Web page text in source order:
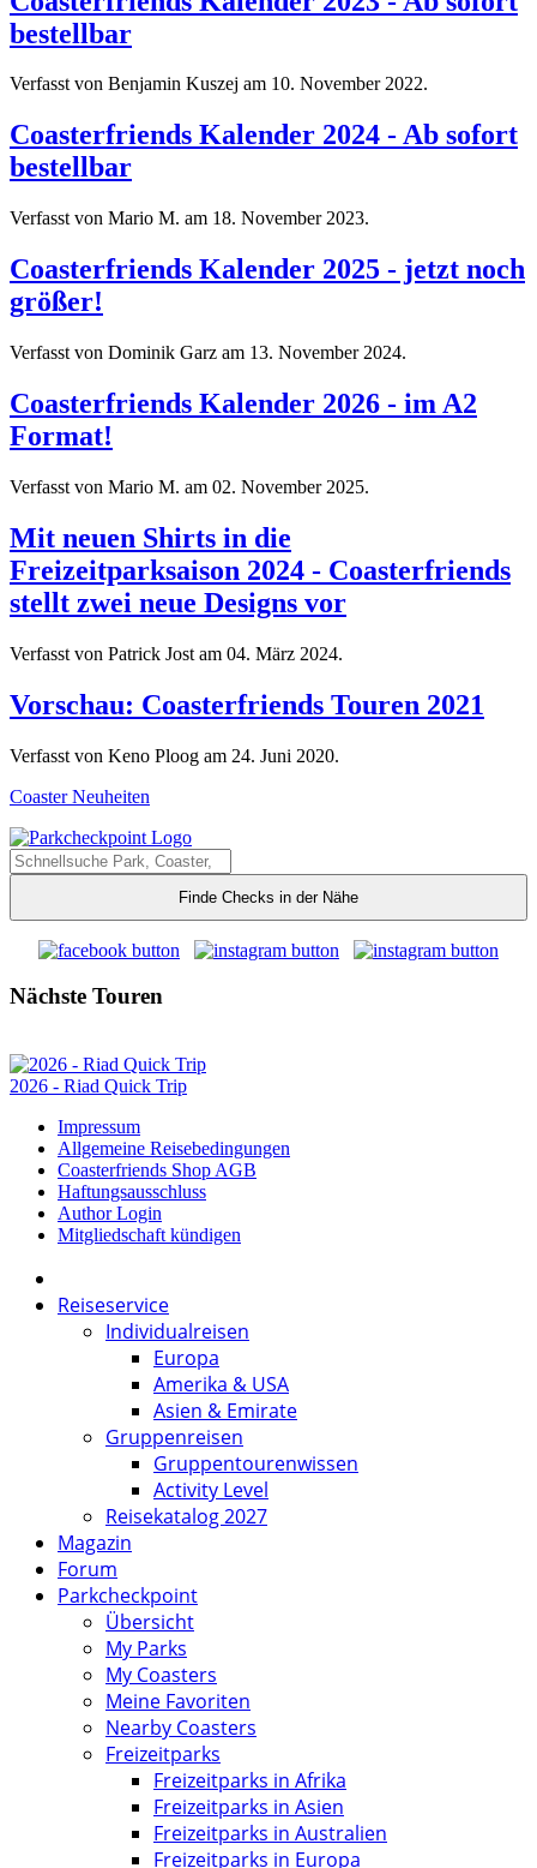
bestellbar
Verfasst von Benjamin Kuszej am 10. November 2022.
Coasterfriends Kalender 2024 - Ab sofort
bestellbar
Verfasst von Mario M. am 18. November 2023.
Coasterfriends Kalender 2025 - jetzt noch
größer!
Verfasst von Dominik Garz am 13. November 2024.
Coasterfriends Kalender 2026 - im A2
Format!
Verfasst von Mario M. am 02. November 2025.
Mit neuen Shirts in die
Freizeitparksaison 2024 - Coasterfriends
stellt zwei neue Designs vor
Verfasst von Patrick Jost am 04. März 2024.
Vorschau: Coasterfriends Touren 2021
Verfasst von Keno Ploog am 24. Juni 2020.
Coaster Neuheiten
Finde Checks in der Nähe
Nächste Touren
2026 - Riad Quick Trip
Impressum
Allgemeine Reisebedingungen
Coasterfriends Shop AGB
Haftungsausschluss
Author Login
Mitgliedschaft kündigen
Reiseservice
Individualreisen
Europa
Amerika & USA
Asien & Emirate
Gruppenreisen
Gruppentourenwissen
Activity Level
Reisekatalog 2027
Magazin
Forum
Parkcheckpoint
Übersicht
My Parks
My Coasters
Meine Favoriten
Nearby Coasters
Freizeitparks
Freizeitparks in Afrika
Freizeitparks in Asien
Freizeitparks in Australien
Freizeitparks in Europa